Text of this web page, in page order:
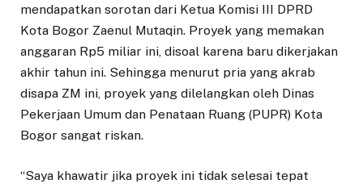
mendapatkan sorotan dari Ketua Komisi III DPRD
Kota Bogor Zaenul Mutaqin. Proyek yang memakan
anggaran Rp5 miliar ini, disoal karena baru dikerjakan
akhir tahun ini. Sehingga menurut pria yang akrab
disapa ZM ini, proyek yang dilelangkan oleh Dinas
Pekerjaan Umum dan Penataan Ruang (PUPR) Kota
Bogor sangat riskan.
“Saya khawatir jika proyek ini tidak selesai tepat